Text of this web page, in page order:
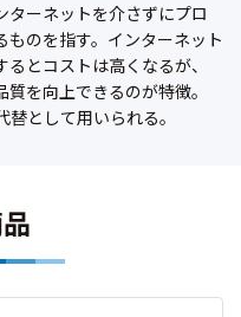
ターネットを介さずにプロ
のを指す。インターネット
とコストは高くなるが、
を向上できるのが特徴。
として用いられる。